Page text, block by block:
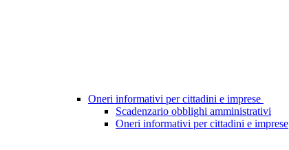
Oneri informativi per cittadini e imprese
Scadenzario obblighi amministrativi
Oneri informativi per cittadini e imprese